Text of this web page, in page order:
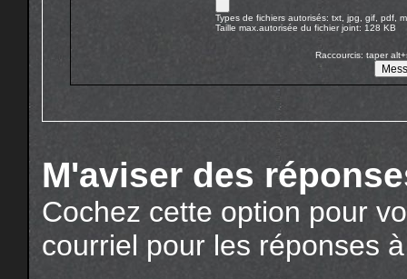
Types de fichiers autorisés: txt, jpg, gif, pdf,
Taille max.autorisée du fichier joint: 128 KB
Raccourcis: taper
M'aviser des
Cochez cette option pour
courriel pour les réponses